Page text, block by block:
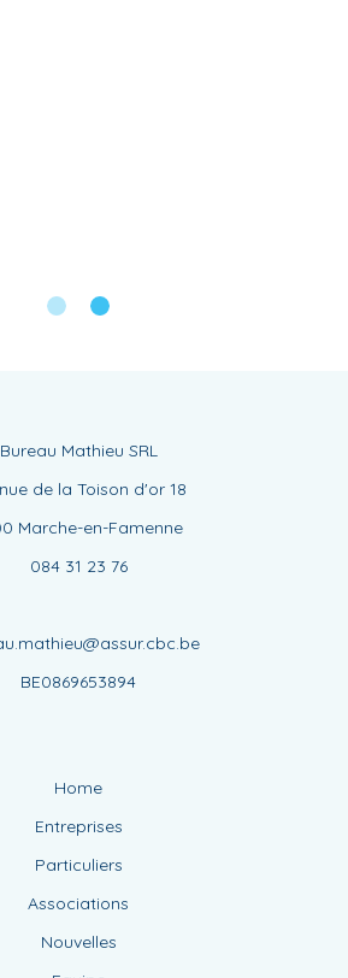
084 31 23 76
Home
Entreprises
Associations
Nouvelles
Contact
CBC Website
Cookies
Politique de Durabilité
Plaintes